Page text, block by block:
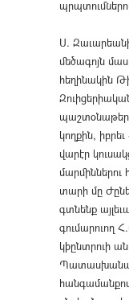
Ս.
մեծագոյն
հեղինակին
կողքին,
վարէր
տարի մը
գտնենք
գումարուող
կþընտրուի
հանգամանքով